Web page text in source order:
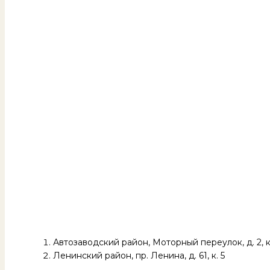
Автозаводский район, Моторный переулок, д. 2,
Ленинский район, пр. Ленина, д. 61, к. 5